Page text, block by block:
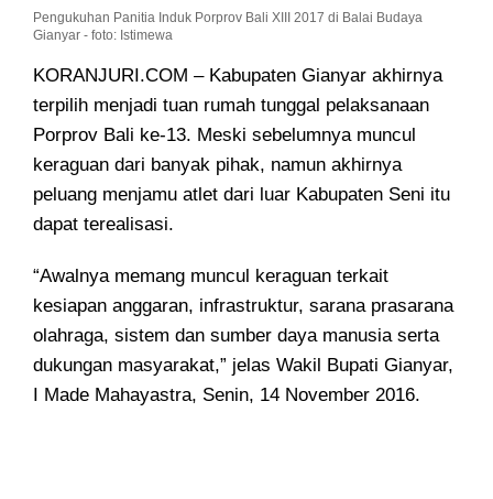
Pengukuhan Panitia Induk Porprov Bali XIII 2017 di Balai Budaya
Gianyar - foto: Istimewa
KORANJURI.COM – Kabupaten Gianyar akhirnya
terpilih menjadi tuan rumah tunggal pelaksanaan
Porprov Bali ke-13. Meski sebelumnya muncul
keraguan dari banyak pihak, namun akhirnya
peluang menjamu atlet dari luar Kabupaten Seni itu
dapat terealisasi.
“Awalnya memang muncul keraguan terkait
kesiapan anggaran, infrastruktur, sarana prasarana
olahraga, sistem dan sumber daya manusia serta
dukungan masyarakat,” jelas Wakil Bupati Gianyar,
I Made Mahayastra, Senin, 14 November 2016.